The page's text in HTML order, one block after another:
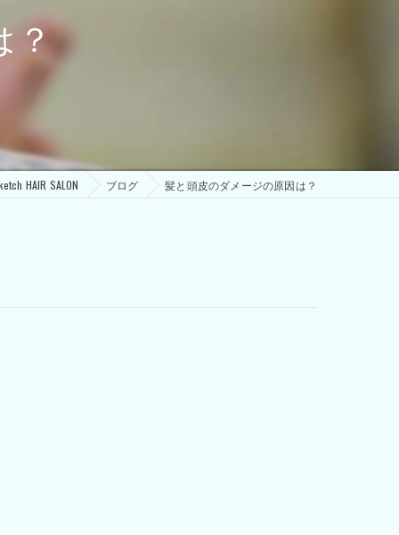
？
HAIR SALON ブログ 髪と頭皮のダメージの原因は？